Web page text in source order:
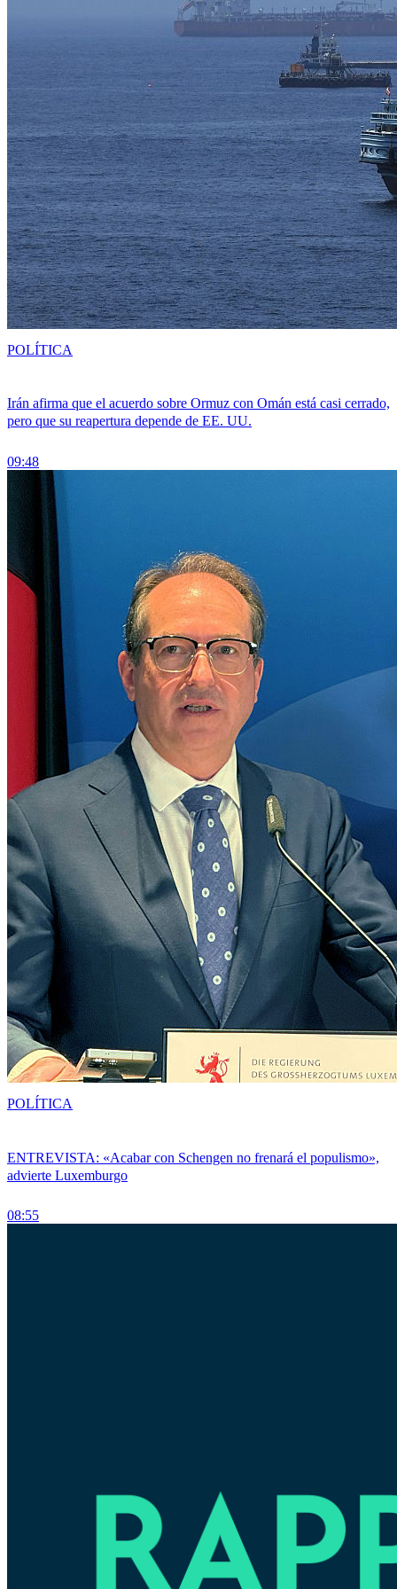
Irán afirma que el acuerdo sobre Ormuz con Omán está casi cerrado,
pero que su reapertura depende de EE. UU.
09:48
POLÍTICA
ENTREVISTA: «Acabar con Schengen no frenará el populismo»,
advierte Luxemburgo
08:55
POLÍTICA